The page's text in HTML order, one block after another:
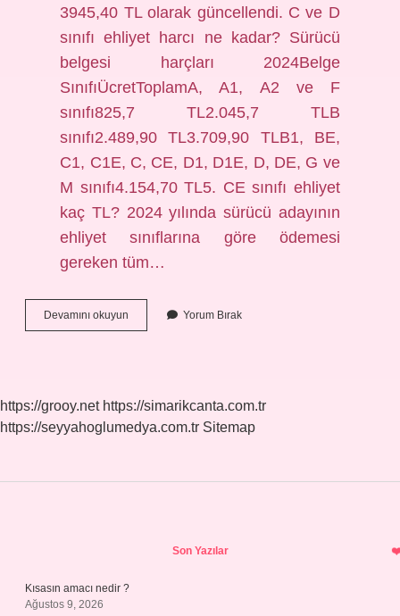
3945,40 TL olarak güncellendi. C ve D
sınıfı ehliyet harcı ne kadar? Sürücü
belgesi harçları 2024Belge
SınıfıÜcretToplamA, A1, A2 ve F
sınıfı825,7 TL2.045,7 TLB
sınıfı2.489,90 TL3.709,90 TLB1, BE,
C1, C1E, C, CE, D1, D1E, D, DE, G ve
M sınıfı4.154,70 TL5. CE sınıfı ehliyet
kaç TL? 2024 yılında sürücü adayının
ehliyet sınıflarına göre ödemesi
gereken tüm…
Devamını okuyun
Ehliyeti
Yorum Bırak
https://grooy.net https://simarikcanta.com.tr
https://seyyahoglumedya.com.tr Sitemap
Son Yazılar
Kısasın amacı nedir ?
Ağustos 9, 2026